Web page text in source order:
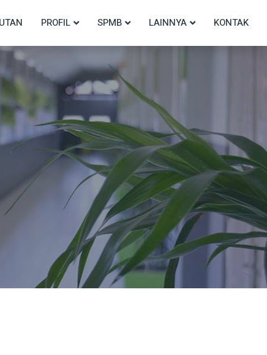
PROFIL SPMB LAINNYA KONTAK